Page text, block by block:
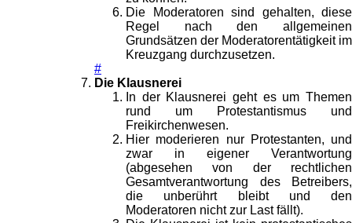
Die Moderatoren sind gehalten, diese
Regel nach den allgemeinen
Grundsätzen der Moderatorentätigkeit im
Kreuzgang durchzusetzen.
#
Die Klausnerei
In der Klausnerei geht es um Themen
rund um Protestantismus und
Freikirchenwesen.
Hier moderieren nur Protestanten, und
zwar in eigener Verantwortung
(abgesehen von der rechtlichen
Gesamtverantwortung des Betreibers,
die unberührt bleibt und den
Moderatoren nicht zur Last fällt).